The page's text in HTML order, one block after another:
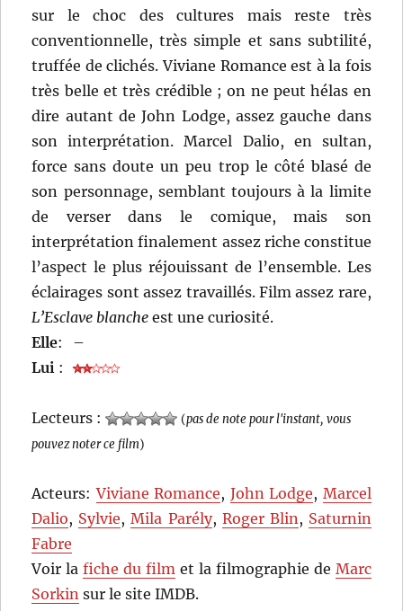
sur le choc des cultures mais reste très
conventionnelle, très simple et sans subtilité,
truffée de clichés. Viviane Romance est à la fois
très belle et très crédible ; on ne peut hélas en
dire autant de John Lodge, assez gauche dans
son interprétation. Marcel Dalio, en sultan,
force sans doute un peu trop le côté blasé de
son personnage, semblant toujours à la limite
de verser dans le comique, mais son
interprétation finalement assez riche constitue
l’aspect le plus réjouissant de l’ensemble. Les
éclairages sont assez travaillés. Film assez rare,
L’Esclave blanche est une curiosité.
Elle:
–
Lui :
Lecteurs : (pas de note pour l'instant, vous
pouvez noter ce film)
Acteurs:Viviane Romance, John Lodge, Marcel
Dalio, Sylvie,Mila Parély, Roger Blin , Saturnin
Fabre
Voir lafiche du film et la filmographie de Marc
Sorkin sur le site IMDB.